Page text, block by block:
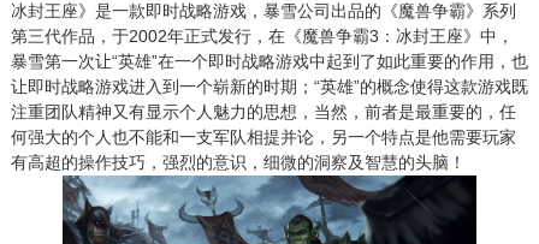
冰封王座》是一款即时战略游戏，暴雪公司出品的《魔兽争霸》系列
第三代作品，于2002年正式发行，在《魔兽争霸3：冰封王座》中，
暴雪第一次让“英雄”在一个即时战略游戏中起到了如此重要的作用，也
让即时战略游戏进入到一个崭新的时期；“英雄”的概念使得这款游戏既
注重团队精神又有显示个人魅力的思想，当然，前者是最重要的，任
何强大的个人也不能和一支军队相提并论，另一个特点是他需要玩家
有高超的操作技巧，强烈的意识，细微的洞察及智慧的头脑！